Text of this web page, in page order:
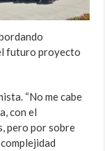
futuro proyecto
“No me cabe
con el
pero por sobre